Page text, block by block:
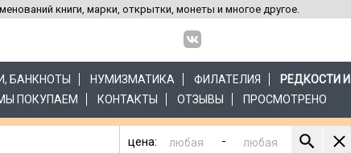
книги, марки, открытки, монеты и многое другое.
БАНКНОТЫ НУМИЗМАТИКА ФИЛАТЕЛИЯ
РЕДКОСТИ
ПОКУПАЕМ КОНТАКТЫ ОТЗЫВЫ ПРОСМОТРЕНО
цена: -